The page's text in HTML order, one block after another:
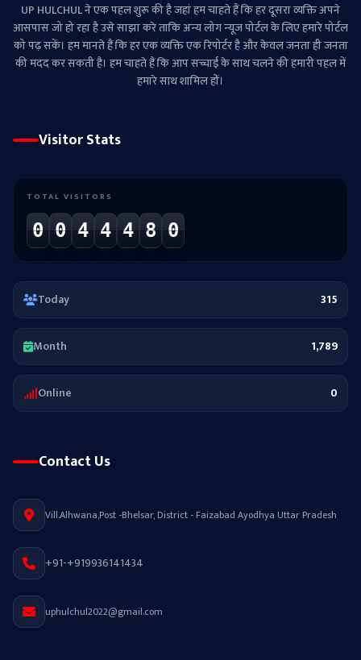
UP HULCHUL ने एक पहल शुरू की है जहां हम चाहते हैं कि हर दूसरा व्‍यक्ति अपने
आसपास जो हो रहा है उसे साझा करे ताकि अन्‍य लोग न्‍यूज पोर्टल के लिए हमारे पोर्टल
को पढ़ सकें। हम मानते हैं कि हर एक व्यक्ति एक रिपोर्टर है और केवल जनता ही जनता
की मदद कर सकती है। हम चाहते हैं कि आप सच्चाई के साथ चलने की हमारी पहल में
हमारे साथ शामिल हों।
Visitor Stats
TOTAL VISITORS
0 0 4 4 4 8 0
Today 315
Month 1,789
Online 0
Contact Us
Vill.Alhwana,Post -Bhelsar, District - Faizabad Ayodhya Uttar Pradesh
+91-+919936141434
uphulchul2022@gmail.com